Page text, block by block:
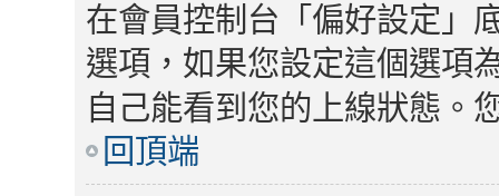
在會員控制台「偏好設定」
選項，如果您設定這個選項
自己能看到您的上線狀態。
回頂端